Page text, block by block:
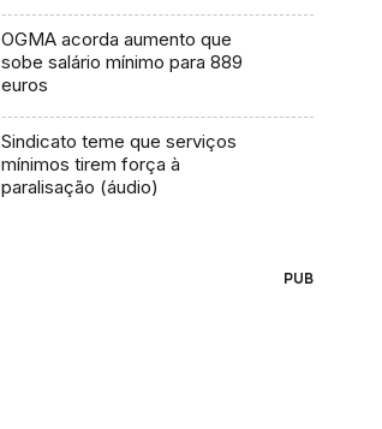
OGMA acorda aumento que
sobe salário mínimo para 889
euros
Sindicato teme que serviços
mínimos tirem força à
paralisação (áudio)
PUB